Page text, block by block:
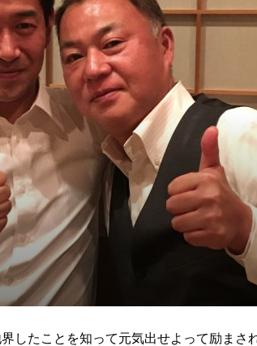
したことを知って元気出せよって励まさ